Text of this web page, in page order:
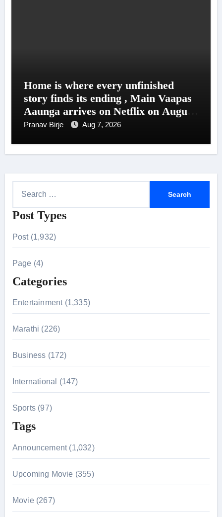
Home is where every unfinished
story finds its ending , Main Vaapas
Aaunga arrives on Netflix on August
7
Pranav Birje Aug 7, 2026
a
o
r
:
Post Types
Post (1,932)
Page (4)
Categories
Entertainment (1,335)
Marathi (226)
Business (172)
International (147)
Sports (97)
Tags
Announcement (1,032)
Upcoming Movie (355)
Movie (267)